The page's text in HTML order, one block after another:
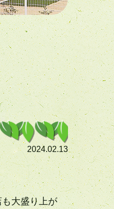
2024.02.13
大盛り上が